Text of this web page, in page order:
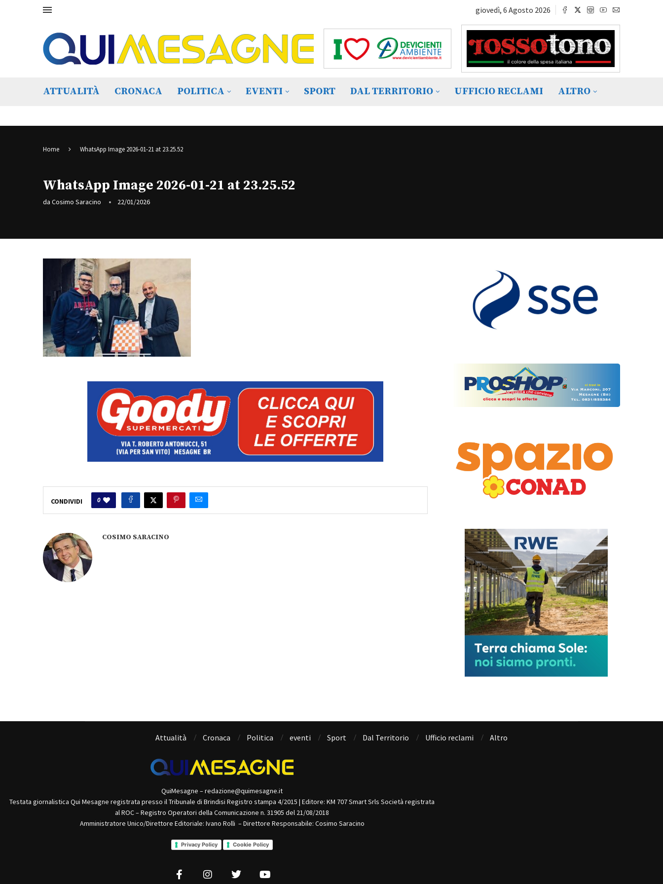
giovedì, 6 Agosto 2026
ATTUALITÀ CRONACA POLITICA EVENTI SPORT DAL TERRITORIO UFFICIO RECLAMI ALTRO
Home WhatsApp Image 2026-01-21 at 23.25.52
WhatsApp Image 2026-01-21 at 23.25.52
da Cosimo Saracino 22/01/2026
CONDIVIDI 0
COSIMO SARACINO
Attualità Cronaca Politica eventi Sport Dal Territorio Ufficio reclami Altro
QuiMesagne – redazione@quimesagne.it
Testata giornalistica Qui Mesagne registrata presso il Tribunale di Brindisi Registro stampa 4/2015 | Editore: KM 707 Smart Srls Società registrata
al ROC – Registro Operatori della Comunicazione n. 31905 del 21/08/2018
Amministratore Unico/Direttore Editoriale: Ivano Rolli – Direttore Responsabile: Cosimo Saracino
Privacy Policy Cookie Policy